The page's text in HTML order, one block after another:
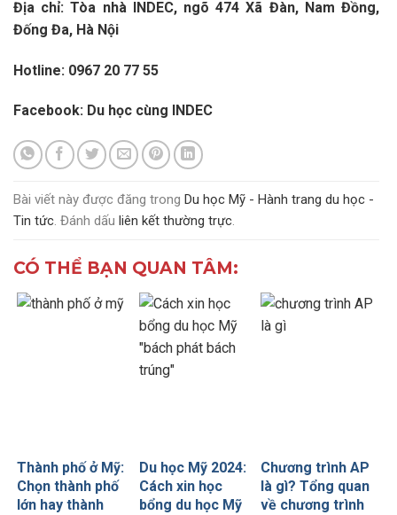
Địa chỉ: Tòa nhà INDEC, ngõ 474 Xã Đàn, Nam Đồng,
Đống Đa, Hà Nội
Hotline: 0967 20 77 55
Facebook: Du học cùng INDEC
Bài viết này được đăng trong Du học Mỹ - Hành trang du học -
Tin tức. Đánh dấu liên kết thường trực.
CÓ THỂ BẠN QUAN TÂM:
Thành phố ở Mỹ:
Chọn thành phố
lớn hay thành
Du học Mỹ 2024:
Cách xin học
bổng du học Mỹ
Chương trình AP
là gì? Tổng quan
về chương trình